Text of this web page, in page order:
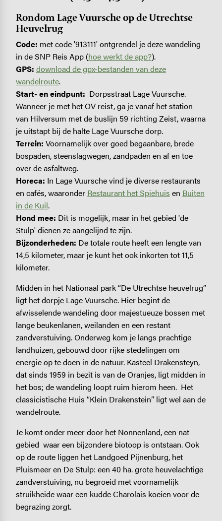
Rondom Lage Vuursche op de Utrechtse
Heuvelrug
Code: met code '913111' ontgrendel je deze wandeling
in de SNP Reis App (hoe werkt de app?).
GPS: download de gpx-bestanden van deze
wandelroute.
Start- en eindpunt: Dorpsstraat Lage Vuursche.
Wanneer je met het OV reist, ga je vanaf het station
van Hilversum met de buslijn 59 richting Zeist, waarna
je uitstapt bij de halte Lage Vuursche dorp.
Terrein: Voornamelijk over goed begaanbare, brede
bospaden, steenslagwegen, zandpaden en af en toe
over de asfaltweg.
Horeca: In Lage Vuursche vind je diverse restaurants
en cafés, waaronder Restaurant het Spiehuis en Buiten
in de Kuil.
Hond mee: Dit is mogelijk, maar in het gebied 'de
Stulp' dienen ze aangelijnd te zijn.
Bijzonderheden: De totale route heeft een lengte van
14,5 kilometer, maar je kunt het ook inkorten tot 11,5
kilometer.
Midden in het Nationaal park “De Utrechtse heuvelrug”
ligt het dorpje Lage Vuursche. Hier begint de
afwisselende wandeling door majestueuze bossen met
lange beukenlanen, weilanden en een restant
zandverstuiving. Onderweg kom je langs prachtige
landhuizen, gebouwd door rijke stedelingen om
energie op te doen in de natuur. Kasteel Drakensteyn,
dat sinds 1959 in bezit is van de Oranjes, ligt midden in
het bos; de wandeling loopt ruim hierom heen. Het
classicistische Huis “Klein Drakenstein” ligt wel aan de
wandelroute.
Je komt onder meer door het Nonnenland, een nat
gebied waar een bijzondere biotoop is ontstaan. Ook
op de route liggen het Landgoed Pijnenburg, het
Pluismeer en De Stulp: een 40 ha. grote heuvelachtige
zandverstuiving, nu begroeid met voornamelijk
struikheide waar een kudde Charolais koeien voor de
begrazing zorgt.